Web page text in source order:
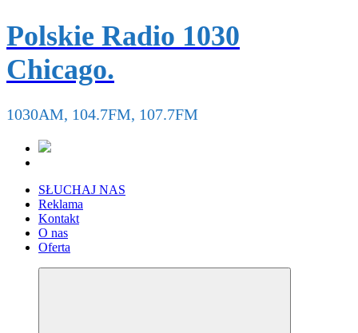
Polskie Radio 1030
Chicago.
1030AM, 104.7FM, 107.7FM
SŁUCHAJ NAS
Reklama
Kontakt
O nas
Oferta